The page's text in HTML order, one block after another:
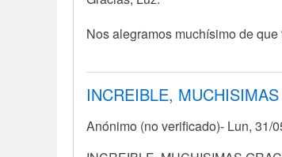
a
un
ezfuerzo
por
Anónimo
Nos alegramos muchísimo de
INCREIBLE,
Anónimo (no verificado) Lun, 31/